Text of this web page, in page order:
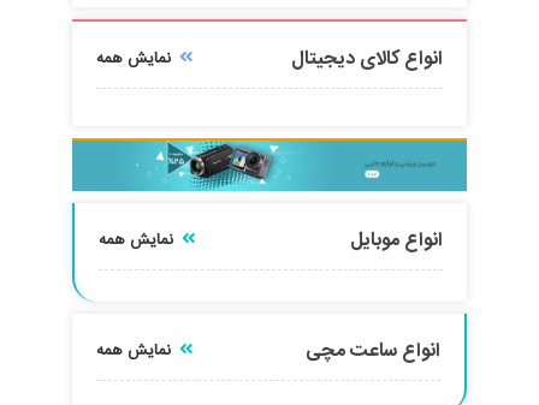
انواع کالای دیجیتال نمایش همه
انواع موبایل نمایش همه
انواع ساعت مچی نمایش همه